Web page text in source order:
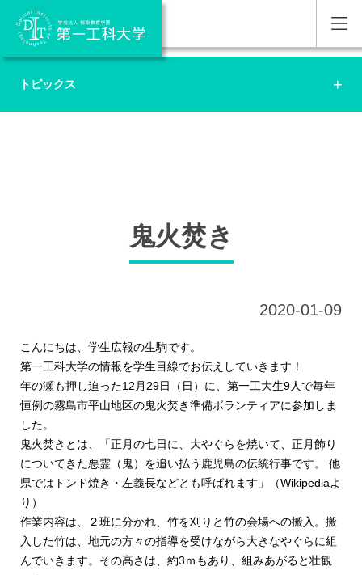
トピックス
鬼火焚き
2020-01-09
こんにちは、学生広報の生駒です。
第一工科大学の情報を学生目線でお伝えしていきます！
年の瀬も押し迫った12月29日（日）に、第一工大生9人で毎年
恒例の霧島市平山地区の鬼火焚き準備ボランティアに参加しま
した。
鬼火焚きとは、「正月の七日に、大やぐらを焼いて、正月飾り
についてきた悪霊（鬼）を追い払う鹿児島の伝統行事です。 他
県ではトンド焼き・左義長などとも呼ばれます」（Wikipediaよ
り）
作業内容は、２班に分かれ、竹を刈りと竹の会場への搬入。搬
入した竹は、地元の方々の指導を受けながら大きなやぐらに組
んでいきます。その高さは、約3ｍもあり、組みあがると壮観